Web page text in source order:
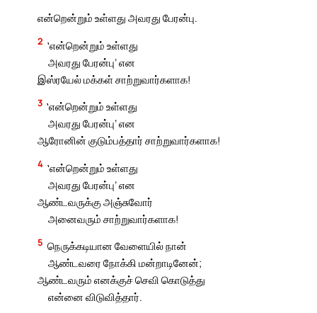
என்றென்றும் உள்ளது அவரது பேரன்பு.
2 ‛என்றென்றும் உள்ளது
அவரது பேரன்பு’ என
இஸ்ரயேல் மக்கள் சாற்றுவார்களாக!
3 ‛என்றென்றும் உள்ளது
அவரது பேரன்பு’ என
ஆரோனின் குடும்பத்தார் சாற்றுவார்களாக!
4 ‛என்றென்றும் உள்ளது
அவரது பேரன்பு’ என
ஆண்டவருக்கு அஞ்சுவோர்
அனைவரும் சாற்றுவார்களாக!
5 நெருக்கடியான வேளையில் நான்
ஆண்டவரை நோக்கி மன்றாடினேன்;
ஆண்டவரும் எனக்குச் செவி கொடுத்து
என்னை விடுவித்தார்.